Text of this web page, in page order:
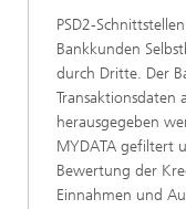
PSD2-
Bankkunden
durch Dritte. Der
Transaktionsdaten
herausgegeben
MYDATA gefiltert
Bewertung der
Einnahmen und